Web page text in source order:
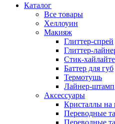
Каталог
Все товары
Хеллоуин
Макияж
Глиттер-спрей
Глиттер-
Стик-
Баттер для губ
Термотушь
Лайнер-штамп
Аксессуары
Кристаллы на
Переводные
Переводные